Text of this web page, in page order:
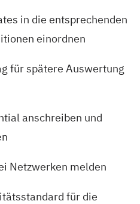
in die entsprechenden
einordnen
für spätere Auswertung
anschreiben und
Netzwerken melden
für die